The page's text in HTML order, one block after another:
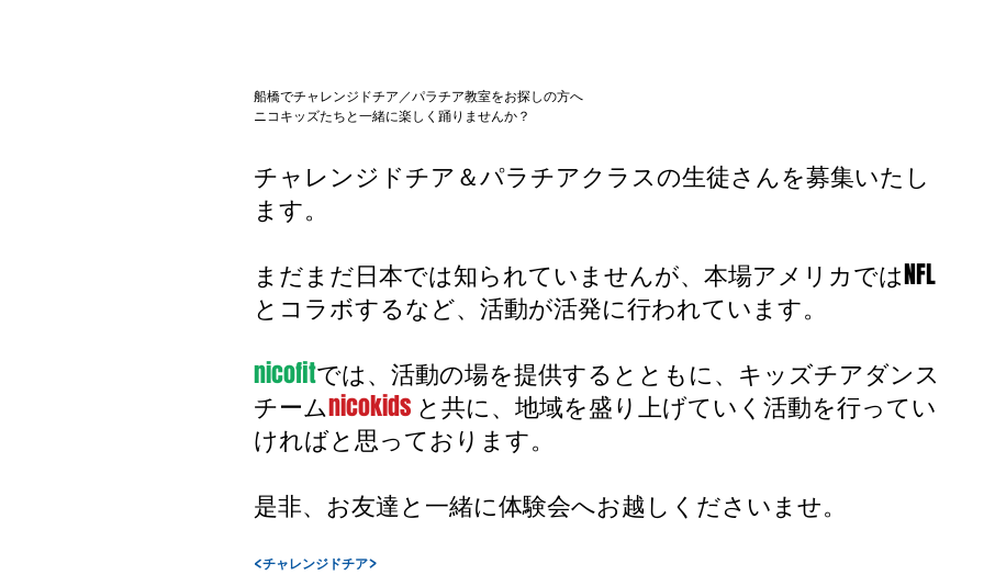
船橋でチャレンジドチア／パラチア教室をお探しの方へ
ニコキッズたちと一緒に楽しく踊りませんか？
チャレンジドチア＆パラチアクラスの生徒さんを募集いたし
ます。
まだまだ日本では知られていませんが、本場アメリカではNFL
とコラボするなど、活動が活発に行われています。
nicofitでは、活動の場を提供するとともに、キッズチアダンス
チームnicokids と共に、地域を盛り上げていく活動を行ってい
ければと思っております。
是非、お友達と一緒に体験会へお越しくださいませ。
<チャレンジドチア>